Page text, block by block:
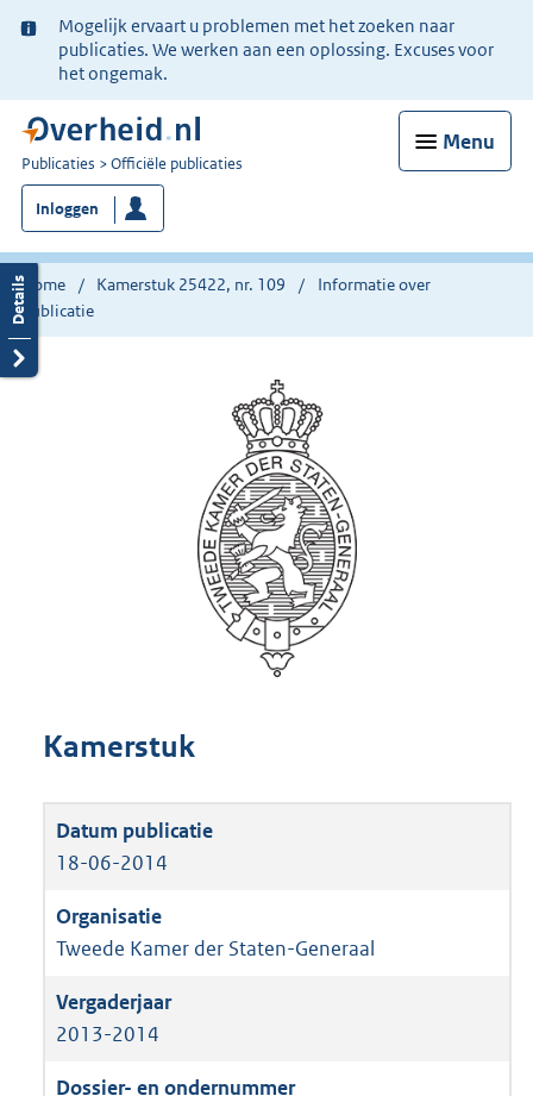
Ter
informatie:
Mogelijk ervaart u problemen met het zoeken naar
publicaties. We werken aan een oplossing. Excuses voor
het ongemak.
Menu
U
bent
nu
hier:
Publicaties Officiële publicaties
Inloggen
Home Kamerstuk 25422, nr. 109
Informatie over
publicatie
Kamerstuk
18-06-2014
Tweede Kamer der Staten-Generaal
2013-2014